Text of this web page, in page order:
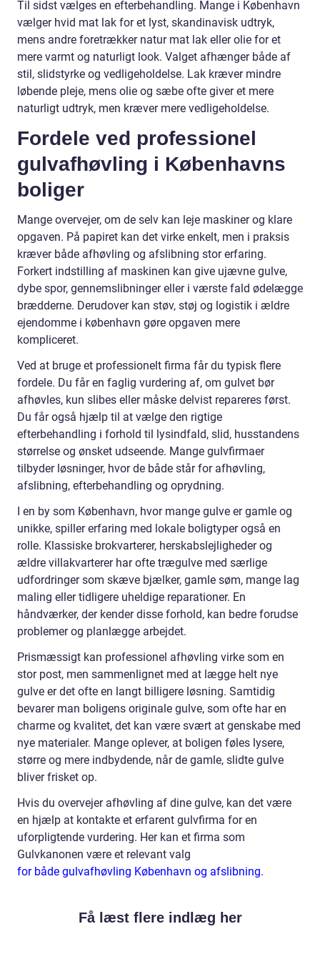
Til sidst vælges en efterbehandling. Mange i København
vælger hvid mat lak for et lyst, skandinavisk udtryk,
mens andre foretrækker natur mat lak eller olie for et
mere varmt og naturligt look. Valget afhænger både af
stil, slidstyrke og vedligeholdelse. Lak kræver mindre
løbende pleje, mens olie og sæbe ofte giver et mere
naturligt udtryk, men kræver mere vedligeholdelse.
Fordele ved professionel
gulvafhøvling i Københavns
boliger
Mange overvejer, om de selv kan leje maskiner og klare
opgaven. På papiret kan det virke enkelt, men i praksis
kræver både afhøvling og afslibning stor erfaring.
Forkert indstilling af maskinen kan give ujævne gulve,
dybe spor, gennemslibninger eller i værste fald ødelægge
brædderne. Derudover kan støv, støj og logistik i ældre
ejendomme i københavn gøre opgaven mere
kompliceret.
Ved at bruge et professionelt firma får du typisk flere
fordele. Du får en faglig vurdering af, om gulvet bør
afhøvles, kun slibes eller måske delvist repareres først.
Du får også hjælp til at vælge den rigtige
efterbehandling i forhold til lysindfald, slid, husstandens
størrelse og ønsket udseende. Mange gulvfirmaer
tilbyder løsninger, hvor de både står for afhøvling,
afslibning, efterbehandling og oprydning.
I en by som København, hvor mange gulve er gamle og
unikke, spiller erfaring med lokale boligtyper også en
rolle. Klassiske brokvarterer, herskabslejligheder og
ældre villakvarterer har ofte trægulve med særlige
udfordringer som skæve bjælker, gamle søm, mange lag
maling eller tidligere uheldige reparationer. En
håndværker, der kender disse forhold, kan bedre forudse
problemer og planlægge arbejdet.
Prismæssigt kan professionel afhøvling virke som en
stor post, men sammenlignet med at lægge helt nye
gulve er det ofte en langt billigere løsning. Samtidig
bevarer man boligens originale gulve, som ofte har en
charme og kvalitet, det kan være svært at genskabe med
nye materialer. Mange oplever, at boligen føles lysere,
større og mere indbydende, når de gamle, slidte gulve
bliver frisket op.
Hvis du overvejer afhøvling af dine gulve, kan det være
en hjælp at kontakte et erfarent gulvfirma for en
uforpligtende vurdering. Her kan et firma som
Gulvkanonen være et relevant valg
for både gulvafhøvling København og afslibning.
Få læst flere indlæg her